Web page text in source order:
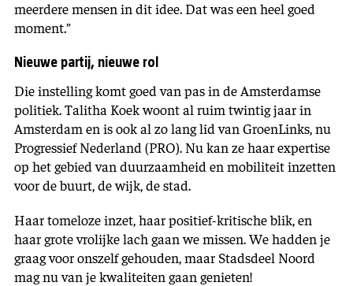
meerdere mensen in dit idee. Dat was een heel goed
moment.”
Nieuwe partij, nieuwe rol
Die instelling komt goed van pas in de Amsterdamse
politiek. Talitha Koek woont al ruim twintig jaar in
Amsterdam en is ook al zo lang lid van GroenLinks, nu
Progressief Nederland (PRO). Nu kan ze haar expertise
op het gebied van duurzaamheid en mobiliteit inzetten
voor de buurt, de wijk, de stad.
Haar tomeloze inzet, haar positief-kritische blik, en
haar grote vrolijke lach gaan we missen. We hadden je
graag voor onszelf gehouden, maar Stadsdeel Noord
mag nu van je kwaliteiten gaan genieten!